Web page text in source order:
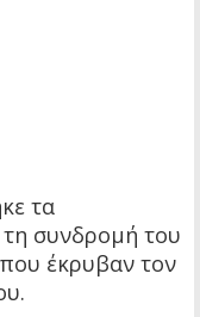
τα
συνδρομή του
έκρυβαν τον